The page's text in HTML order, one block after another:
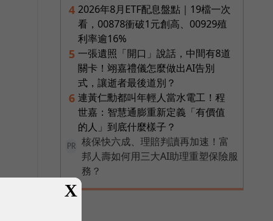
4 2026年8月ETF配息盤點｜19檔一次
看，00878衝破1元創高、00929殖
利率逾16%
5 一張遺照「開口」說話，中間有8道
關卡！翊嘉禮儀怎麼做出AI告別
式，讓逝者最後道別？
6 連黃仁勳都叫年輕人當水電工！程
世嘉：智慧通膨重新定義「有價值
的人」到底什麼樣子？
PR
核保快六成、理賠判讀再加速！富
邦人壽如何用三大AI助理重塑保險服
務？
X